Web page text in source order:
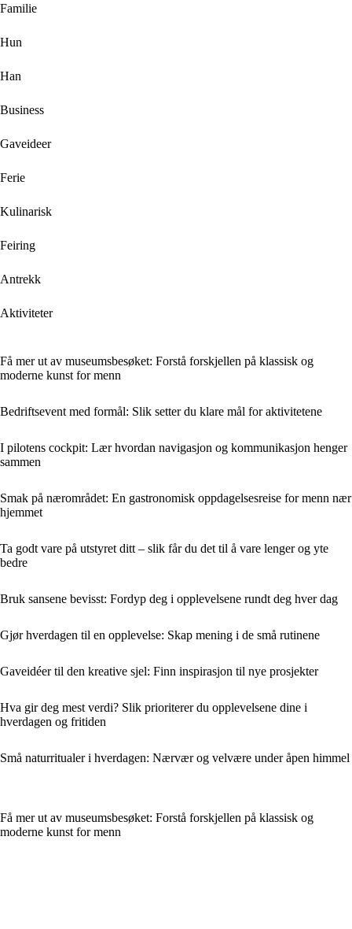
Familie
Hun
Han
Business
Gaveideer
Ferie
Kulinarisk
Feiring
Antrekk
Aktiviteter
Få mer ut av museumsbesøket: Forstå forskjellen på klassisk og
moderne kunst for menn
Bedriftsevent med formål: Slik setter du klare mål for aktivitetene
I pilotens cockpit: Lær hvordan navigasjon og kommunikasjon henger
sammen
Smak på nærområdet: En gastronomisk oppdagelsesreise for menn nær
hjemmet
Ta godt vare på utstyret ditt – slik får du det til å vare lenger og yte
bedre
Bruk sansene bevisst: Fordyp deg i opplevelsene rundt deg hver dag
Gjør hverdagen til en opplevelse: Skap mening i de små rutinene
Gaveidéer til den kreative sjel: Finn inspirasjon til nye prosjekter
Hva gir deg mest verdi? Slik prioriterer du opplevelsene dine i
hverdagen og fritiden
Små naturritualer i hverdagen: Nærvær og velvære under åpen himmel
Få mer ut av museumsbesøket: Forstå forskjellen på klassisk og
moderne kunst for menn